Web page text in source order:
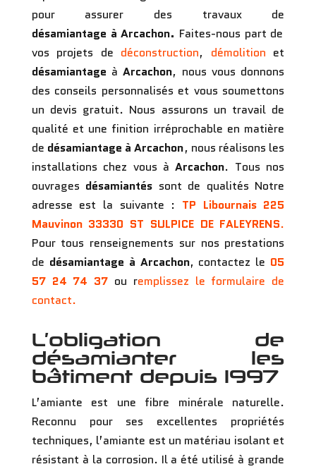
pour assurer des travaux de
désamiantage à Arcachon. Faites-nous part de
vos projets de déconstruction, démolition et
désamiantage àArcachon, nous vous donnons
des conseils personnalisés et vous soumettons
un devis gratuit. Nous assurons un travail de
qualité et une finition irréprochable en matière
de désamiantage à Arcachon, nous réalisons les
installations chez vous àArcachon. Tous nos
ouvrages désamiantés sont de qualités Notre
adresse est la suivante : TP Libournais 225
Mauvinon 33330 ST SULPICE DE FALEYRENS.
Pour tous renseignements sur nos prestations
de désamiantage à Arcachon, contactez le 05
57 24 74 37 ou remplissez le formulaire de
contact.
L’obligation de
désamianter les
bâtiment depuis 1997
L’amiante est une fibre minérale naturelle.
Reconnu pour ses excellentes propriétés
techniques, l’amiante est un matériau isolant et
résistant à la corrosion. Il a été utilisé à grande